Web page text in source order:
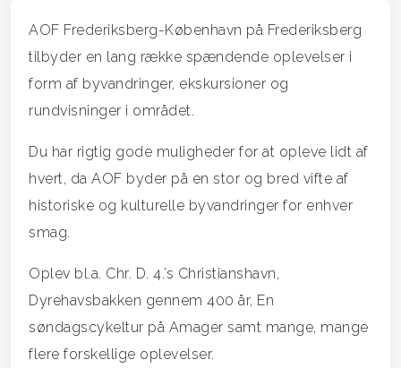
AOF Frederiksberg-København på Frederiksberg
tilbyder en lang række spændende oplevelser i
form af byvandringer, ekskursioner og
rundvisninger i området.
Du har rigtig gode muligheder for at opleve lidt af
hvert, da AOF byder på en stor og bred vifte af
historiske og kulturelle byvandringer for enhver
smag.
Oplev bl.a. Chr. D. 4.’s Christianshavn,
Dyrehavsbakken gennem 400 år, En
søndagscykeltur på Amager samt mange, mange
flere forskellige oplevelser.